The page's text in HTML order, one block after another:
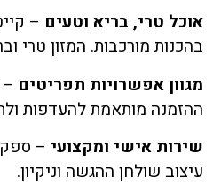
אוכל טרי, בריא וטעים –
בהכנות מורכבות. המזון טרי
מגוון אפשרויות תפריטים
ההזמנה מותאמת להעדפות
שירות אישי ומקצועי – ספק
עיצוב שולחן ההגשה וניקיון.